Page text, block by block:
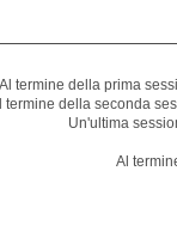
Al termine della prima
termine della seconda
Un'ultima
Al